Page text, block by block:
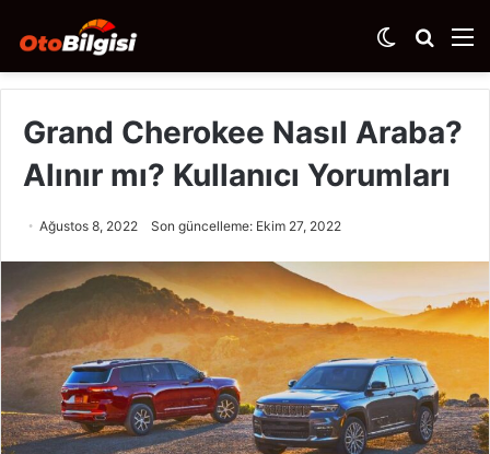
Arama
yap
Dış
görünümü
Grand Cherokee Nasıl Araba?
Alınır mı? Kullanıcı Yorumları
Ağustos 8, 2022 Son güncelleme: Ekim 27, 2022